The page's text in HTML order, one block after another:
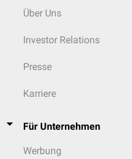
Über Uns
Investor Relations
Presse
Karriere
Für Unternehmen
Werbung